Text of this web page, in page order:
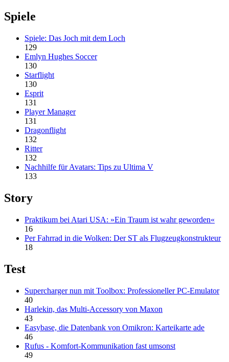
Spiele
Spiele: Das Joch mit dem Loch
129
Emlyn Hughes Soccer
130
Starflight
130
Esprit
131
Player Manager
131
Dragonflight
132
Ritter
132
Nachhilfe für Avatars: Tips zu Ultima V
133
Story
Praktikum bei Atari USA: »Ein Traum ist wahr geworden«
16
Per Fahrrad in die Wolken: Der ST als Flugzeugkonstrukteur
18
Test
Supercharger nun mit Toolbox: Professioneller PC-Emulator
40
Harlekin, das Multi-Accessory von Maxon
43
Easybase, die Datenbank von Omikron: Karteikarte ade
46
Rufus - Komfort-Kommunikation fast umsonst
49